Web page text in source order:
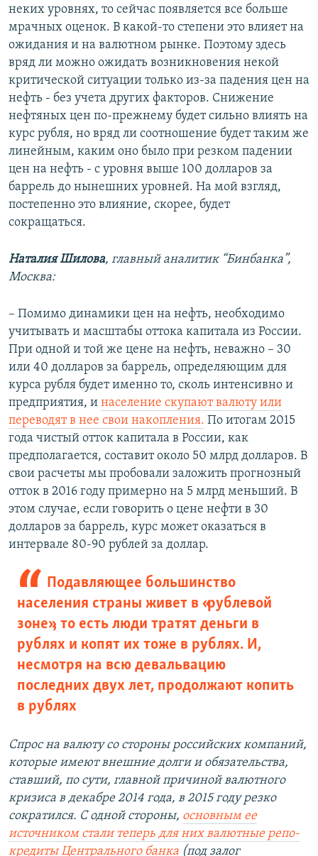
неких уровнях, то сейчас появляется все больше
мрачных оценок. В какой-то степени это влияет на
ожидания и на валютном рынке. Поэтому здесь
вряд ли можно ожидать возникновения некой
критической ситуации только из-за падения цен на
нефть - без учета других факторов. Снижение
нефтяных цен по-прежнему будет сильно влиять на
курс рубля, но вряд ли соотношение будет таким же
линейным, каким оно было при резком падении
цен на нефть - с уровня выше 100 долларов за
баррель до нынешних уровней. На мой взгляд,
постепенно это влияние, скорее, будет
сокращаться.
Наталия Шилова, главный аналитик “Бинбанка”,
Москва:
– Помимо динамики цен на нефть, необходимо
учитывать и масштабы оттока капитала из России.
При одной и той же цене на нефть, неважно – 30
или 40 долларов за баррель, определяющим для
курса рубля будет именно то, сколь интенсивно и
предприятия, и население скупают валюту или
переводят в нее свои накопления. По итогам 2015
года чистый отток капитала в России, как
предполагается, составит около 50 млрд долларов. В
свои расчеты мы пробовали заложить прогнозный
отток в 2016 году примерно на 5 млрд меньший. В
этом случае, если говорить о цене нефти в 30
долларов за баррель, курс может оказаться в
интервале 80-90 рублей за доллар.
Подавляющее большинство
населения страны живет в «рублевой
зоне», то есть люди тратят деньги в
рублях и копят их тоже в рублях. И,
несмотря на всю девальвацию
последних двух лет, продолжают копить
в рублях
Спрос на валюту со стороны российских компаний,
которые имеют внешние долги и обязательства,
ставший, по сути, главной причиной валютного
кризиса в декабре 2014 года, в 2015 году резко
сократился. С одной стороны, основным ее
источником стали теперь для них валютные репо-
кредиты Центрального банка (под залог